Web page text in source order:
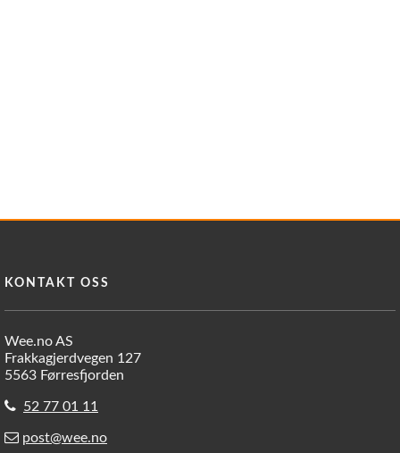
KONTAKT OSS
Wee.no AS
Frakkagjerdvegen 127
5563 Førresfjorden
52 77 01 11
post@wee.no